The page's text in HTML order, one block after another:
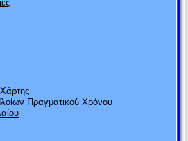
Πραγματικού Χρόνου